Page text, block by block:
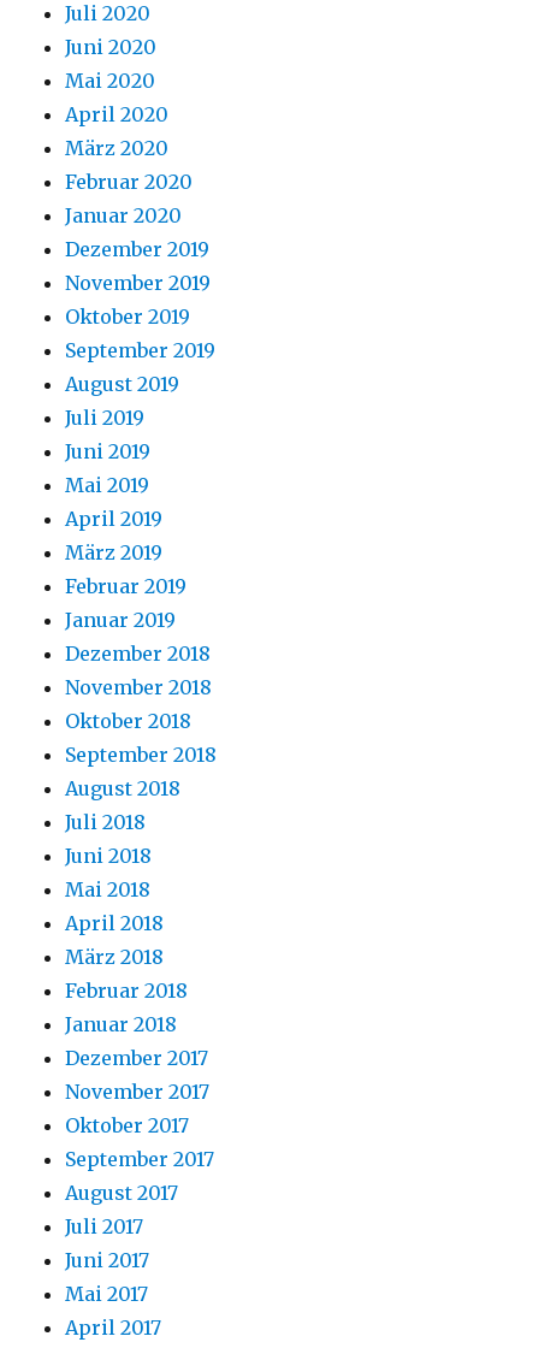
Juli 2020
Juni 2020
Mai 2020
April 2020
März 2020
Februar 2020
Januar 2020
Dezember 2019
November 2019
Oktober 2019
September 2019
August 2019
Juli 2019
Juni 2019
Mai 2019
April 2019
März 2019
Februar 2019
Januar 2019
Dezember 2018
November 2018
Oktober 2018
September 2018
August 2018
Juli 2018
Juni 2018
Mai 2018
April 2018
März 2018
Februar 2018
Januar 2018
Dezember 2017
November 2017
Oktober 2017
September 2017
August 2017
Juli 2017
Juni 2017
Mai 2017
April 2017